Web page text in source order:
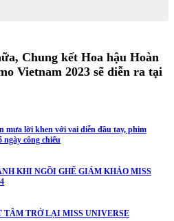
Chung kết Hoa hậu Hoàn
Vietnam 2023 sẽ diễn ra tại
mưa lời khen với vai diễn đầu tay, phim
công chiếu
KHI NGỒI GHẾ GIÁM KHẢO MISS
TÂM TRỞ LẠI MISS UNIVERSE